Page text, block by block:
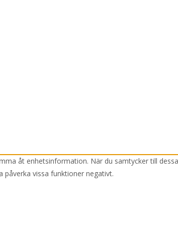
åt enhetsinformation. När du samtycker till
påverka vissa funktioner negativt.